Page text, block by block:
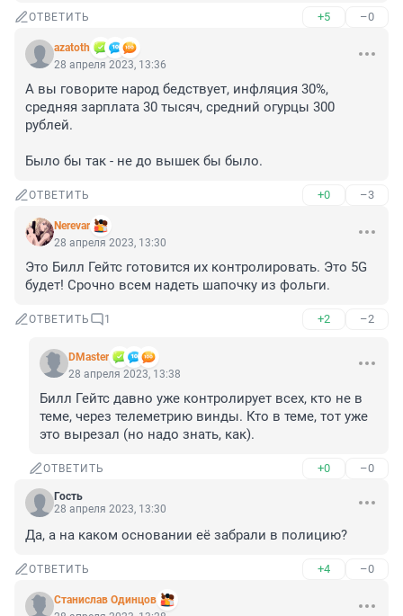
ОТВЕТИТЬ +5 –0
azatoth
28 апреля 2023, 13:36
А вы говорите народ бедствует, инфляция 30%,
средняя зарплата 30 тысяч, средний огурцы 300
рублей.
Было бы так - не до вышек бы было.
ОТВЕТИТЬ +0 –3
Nerevar
28 апреля 2023, 13:30
Это Билл Гейтс готовится их контролировать. Это 5G
будет! Срочно всем надеть шапочку из фольги.
ОТВЕТИТЬ 1 +2 –2
DMaster
28 апреля 2023, 13:38
Билл Гейтс давно уже контролирует всех, кто не в
теме, через телеметрию винды. Кто в теме, тот уже
это вырезал (но надо знать, как).
ОТВЕТИТЬ +0 –0
Гость
28 апреля 2023, 13:30
Да, а на каком основании её забрали в полицию?
ОТВЕТИТЬ +4 –0
Станислав Одинцов